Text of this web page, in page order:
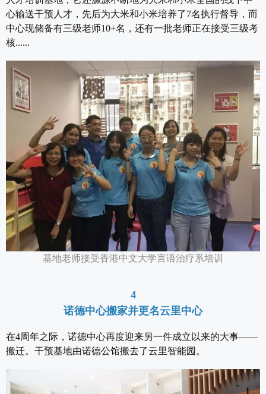
心输送干预人才，先后为大米和小米培养了7名执行督导，而
中心现储备有三级老师10+名，还有一批老师正在接受三级考
核......
基地老师接受香港中文大学言语治疗系培训
4
诺德中心搬家并更名云里中心
在4周年之际，诺德中心再度迎来另一件成立以来的大事——
搬迁。干预基地由诺德公馆搬去了云里智能园。